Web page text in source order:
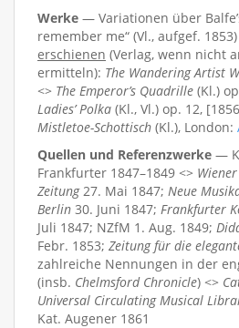
Werke — Variationen über
remember me“ (Vl., aufgef. 1853)
erschienen (Verlag, wenn nicht
ermitteln): The Wandering Artist
<> The Emperor’s Quadrille (Kl.)
Ladies’ Polka (Kl., Vl.) op. 12,
Mistletoe-Schottisch (Kl.), London:
Quellen und Referenzwerke —
Frankfurter 1847–1849 <>
Zeitung27. Mai 1847; Neue
Berlin 30. Juni 1847; Frankfurter
Juli 1847; NZfM 1. Aug. 1849;
Febr. 1853; Zeitung für die
zahlreiche Nennungen in der
(insb. Chelmsford Chronicle) <>
Universal Circulating Musical
Kat. Augener 1861